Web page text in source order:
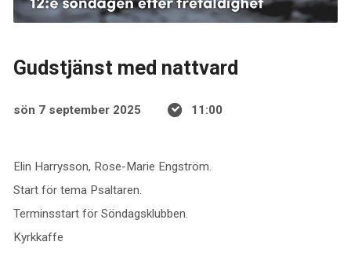
Gudstjänst med nattvard
sön 7 september 2025 11:00
Elin Harrysson, Rose-Marie Engström.
Start för tema Psaltaren.
Terminsstart för Söndagsklubben.
Kyrkkaffe